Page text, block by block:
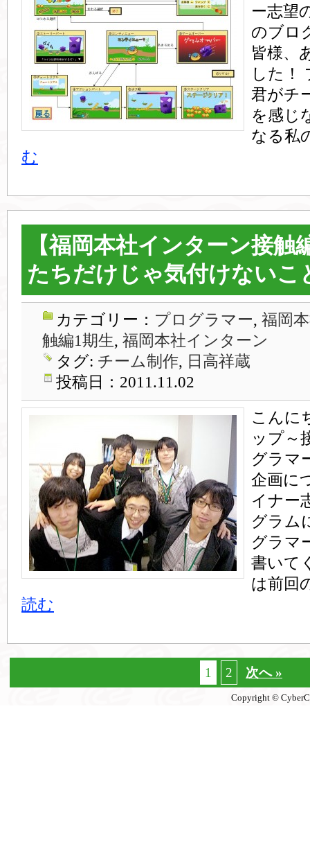
ー志望
のブロ
皆様、
した！
君がチ
を感じ
なる私
む
【福岡本社インターン接触
たちだけじゃ気付けないこ
カテゴリー： プログラマー, 福岡
触編1期生, 福岡本社インターン
タグ: チーム制作, 日高祥蔵
投稿日：2011.11.02
こんに
ップ～
グラマ
企画に
イナー
グラム
グラマ
書いて
は前回
読む
1 2 次へ »
Copyright ©